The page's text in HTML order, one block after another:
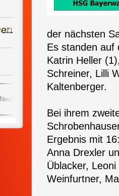
Neutraubling
der nächsten
Es standen auf
Katrin Heller
Schreiner, Lilli
Kaltenberger.
Bei ihrem
Ergebnis mit
Anna Drexler
Üblacker,
Weinfurtner,